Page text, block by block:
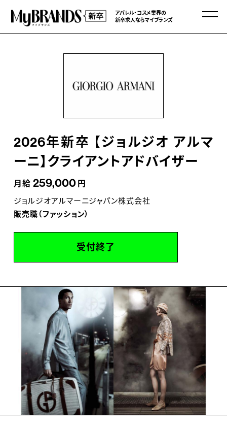
アパレル・コスメ業界の
新卒求人ならマイブランズ
2026年新卒 【ジョルジオ アルマ
ーニ】クライアントアドバイザー
月給 259,000 円
ジョルジオアルマーニジャパン株式会社
販売職（ファッション）
受付終了